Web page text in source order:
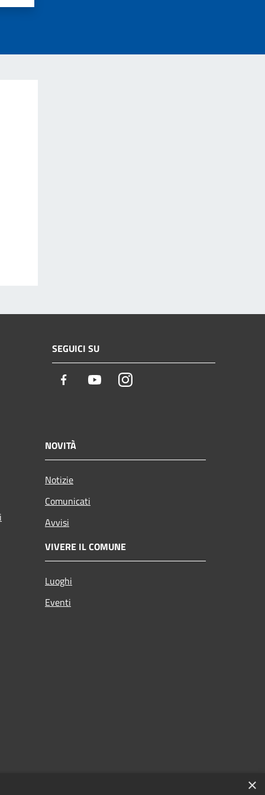
SEGUICI SU
Facebook YoutubeInstagram
NOVITÀ
Notizie
Comunicati
Avvisi
VIVERE IL COMUNE
Luoghi
Eventi
×